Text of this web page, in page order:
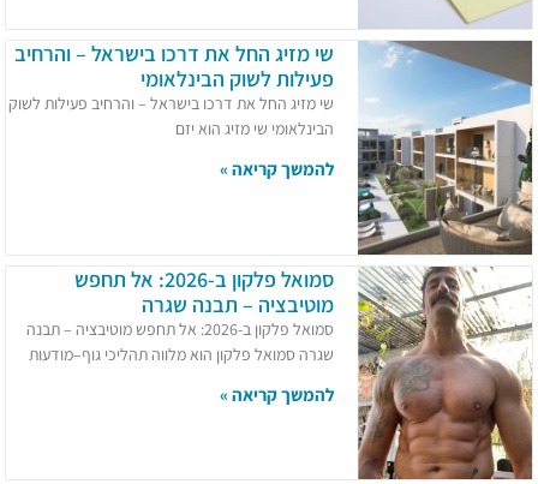
שי מזיג החל את דרכו בישראל – והרחיב
פעילות לשוק הבינלאומי
שי מזיג החל את דרכו בישראל – והרחיב פעילות לשוק
הבינלאומי שי מזיג הוא יזם
להמשך קריאה »
סמואל פלקון ב-2026: אל תחפש
מוטיבציה – תבנה שגרה
סמואל פלקון ב-2026: אל תחפש מוטיבציה – תבנה
שגרה סמואל פלקון הוא מלווה תהליכי גוף–מודעות
להמשך קריאה »